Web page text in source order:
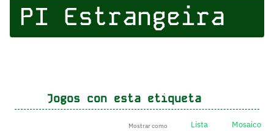
PI Estrangeira
Jogos con esta etiqueta
Mostrar como Lista Mosaico